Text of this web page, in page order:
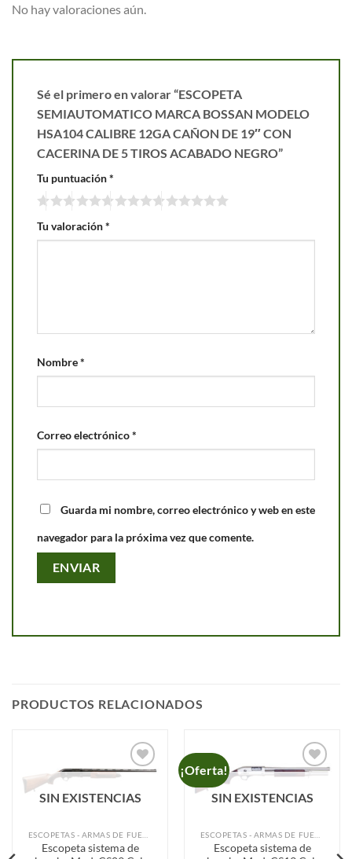
No hay valoraciones aún.
Sé el primero en valorar “ESCOPETA
SEMIAUTOMATICO MARCA BOSSAN MODELO
HSA104 CALIBRE 12GA CAÑON DE 19″ CON
CACERINA DE 5 TIROS ACABADO NEGRO”
Tu puntuación*
Tu valoración*
Nombre*
Correo electrónico*
Guarda mi nombre, correo electrónico y web en este
navegador para la próxima vez que comente.
PRODUCTOS RELACIONADOS
lista de
SIN EXISTENCIAS
Escopeta sistema de
¡Oferta!
Añadir
lista de
SIN EXISTENCIAS
Escopeta sistema de